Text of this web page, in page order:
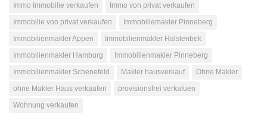
Immo Immobilie verkaufen
Immo von privat verkaufen
Immobilie von privat verkaufen
Immobiliemakler Pinneberg
Immobilienmakler Appen
Immobilienmakler Halstenbek
Immobilienmakler Hamburg
Immobilienmakler Pinneberg
Immobilienmakler Schenefeld
Makler hausverkauf
Ohne Makler
ohne Makler Haus verkaufen
provisionsfrei verkafuen
Wohnung verkaufen